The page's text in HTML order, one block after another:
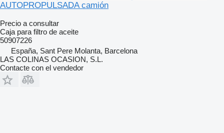
AUTOPROPULSADA camión
Precio a consultar
Caja para filtro de aceite
50907226
España, Sant Pere Molanta, Barcelona
LAS COLINAS OCASION, S.L.
Contacte con el vendedor